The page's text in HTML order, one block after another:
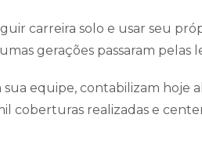
carreira solo e usar seu
gerações passaram
equipe, contabilizam hoje
coberturas realizadas e